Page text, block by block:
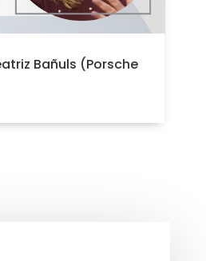
Bañuls (Porsche